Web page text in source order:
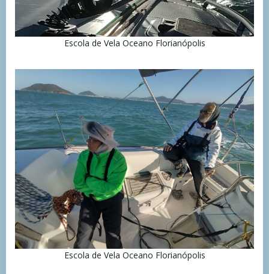
Escola de Vela Oceano Florianópolis
Escola de Vela Oceano Florianópolis